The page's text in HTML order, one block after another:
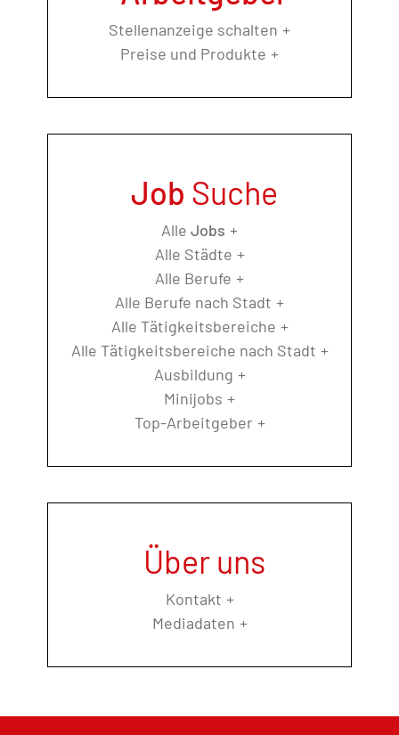
Stellenanzeige schalten
Preise und Produkte
Job Suche
Alle Jobs
Alle Städte
Alle Berufe
Alle Berufe nach Stadt
Alle Tätigkeitsbereiche
Alle Tätigkeitsbereiche nach Stadt
Ausbildung
Minijobs
Top-Arbeitgeber
Über uns
Kontakt
Mediadaten